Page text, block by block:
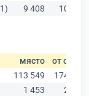
9 408 10 330
място
от общо
113 549
174 403
1 453
2 876